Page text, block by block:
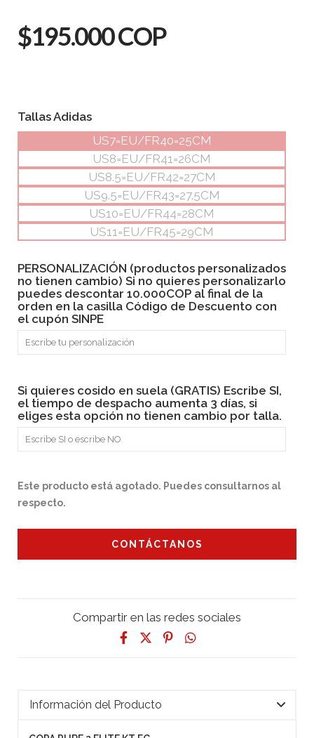
$195.000 COP
Tallas Adidas
US7=EU/FR40=25CM
US8=EU/FR41=26CM
US8.5=EU/FR42=27CM
US9.5=EU/FR43=27.5CM
US10=EU/FR44=28CM
US11=EU/FR45=29CM
PERSONALIZACIÓN (productos personalizados
no tienen cambio) Si no quieres personalizarlo
puedes descontar 10.000COP al final de la
orden en la casilla Código de Descuento con
el cupón SINPE
Si quieres cosido en suela (GRATIS) Escribe SI,
el tiempo de despacho aumenta 3 días, si
eliges esta opción no tienen cambio por talla.
Este producto está agotado. Puedes consultarnos al
respecto.
CONTÁCTANOS
Compartir en las redes sociales
Información del Producto